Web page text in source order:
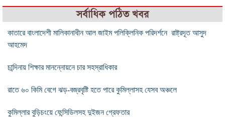
সর্বাধিক পঠিত খবর
কাতারে বাংলাদেশী মালিকানাধীন আল জাইম পলিক্লিনিক পরিদর্শনে রাষ্ট্রদূত আসুদ
আহমেদ
চান্দিনায় শিক্ষার মানন্নোয়নে চার সহস্রাধিকার
রাতে ৬০ কিমি বেগে ঝড়-বজ্রবৃষ্টি হতে পারে কুমিল্লাসহ যেসব অঞ্চলে
কুমিল্লার বুড়িচংয়ে ফেন্সিডিলসহ দুইজন গ্রেফতার